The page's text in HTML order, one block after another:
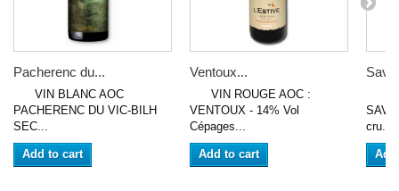
Pacherenc du...
VIN BLANC AOC
PACHERENC DU VIC-BILH
SEC...
Add to cart
Ventoux...
VIN ROUGE AOC :
VENTOUX - 14% Vol
Cépages...
Add to cart
cru...